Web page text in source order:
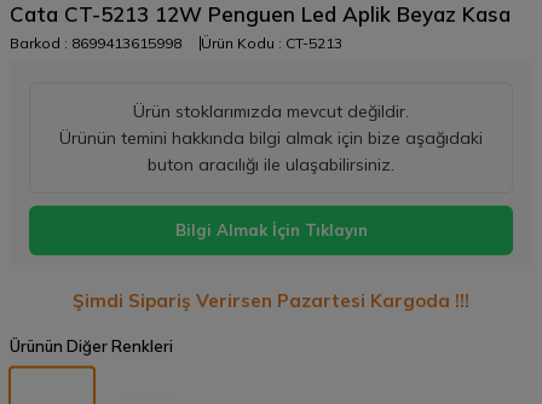
Cata CT-5213 12W Penguen Led Aplik Beyaz Kasa
Barkod : 8699413615998 Ürün Kodu : CT-5213
Ürün stoklarımızda mevcut değildir.
Ürünün temini hakkında bilgi almak için bize aşağıdaki
buton aracılığı ile ulaşabilirsiniz.
Bilgi Almak İçin Tıklayın
Şimdi Sipariş Verirsen Pazartesi Kargoda !!!
Ürünün Diğer Renkleri